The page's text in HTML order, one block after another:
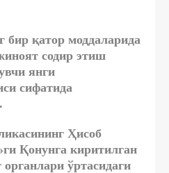
бир қатор моддаларида
содир этиш
янги
сифатида
Ҳисоб
Қонунга киритилган
ўртасидаги